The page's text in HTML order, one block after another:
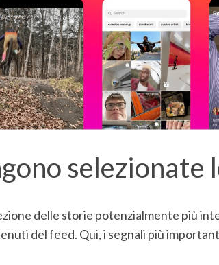
selezionate
delle storie potenzialmente più
del feed. Qui, i segnali più